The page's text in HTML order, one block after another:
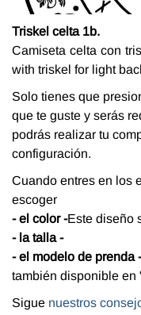
Triskel celta 1b.
Camiseta celta con
with triskel for light
Solo tienes que
que te guste y serás
podrás realizar tu
configuración.
Cuando entres en los
escoger
- el color -Este diseño
- la talla -
- el modelo de prenda -
también disponible en
Sigue nuestros